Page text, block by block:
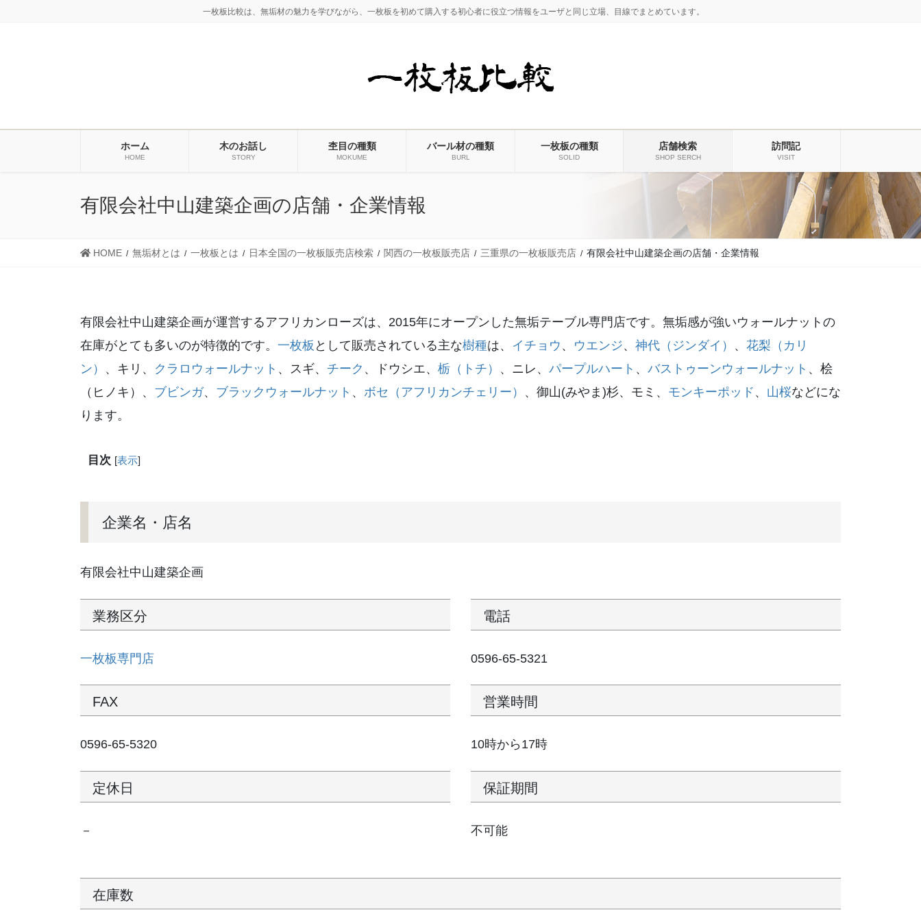
一枚板比較は、無垢材の魅力を学びながら、一枚板を初めて購入する初心者に役立つ情報をユーザと同じ立場、目線でまとめています。
ホーム
HOME
木のお話し
STORY
杢目の種類
MOKUME
バール材の種類
BURL
一枚板の種類
SOLID
店舗検索
SHOP SERCH
訪問記
VISIT
有限会社中山建築企画の店舗・企業情報
HOME 無垢材とは 一枚板とは 日本全国の一枚板販売店検索 関西の一枚板販売店 三重県の一枚板販売店 有限会社中山建築企画の店舗・企業情報
有限会社中山建築企画が運営するアフリカンローズは、2015年にオープンした無垢テーブル専門店です。無垢感が強いウォールナットの
在庫がとても多いのが特徴的です。 一枚板 として販売されている主な樹種は、 イチョウ 、 ウエンジ、 神代（ジンダイ） 、 花梨（カリ
ン） 、キリ、 クラロウォールナット 、スギ、 チーク 、ドウシエ、 栃（トチ） 、ニレ、 パープルハート 、 バストゥーンウォールナット 、桧
（ヒノキ）、 ブビンガ、 ブラックウォールナット 、 ボセ（アフリカンチェリー） 、御山(みやま)杉、モミ、 モンキーポッド 、 山桜などにな
ります。
目次 [表示]
企業名・店名
有限会社中山建築企画
業務区分
一枚板専門店
電話
0596-65-5321
FAX
0596-65-5320
営業時間
10時から17時
定休日
－
保証期間
不可能
在庫数